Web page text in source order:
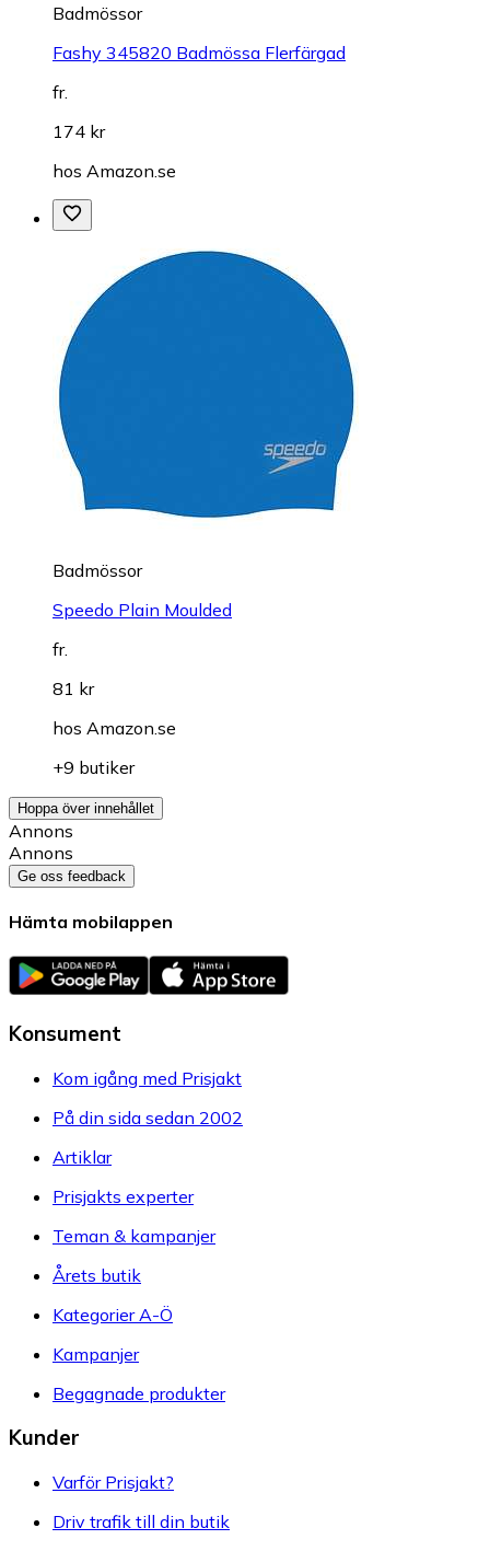
Badmössor
Fashy 345820 Badmössa Flerfärgad
fr.
174 kr
hos Amazon.se
Badmössor
Speedo Plain Moulded
fr.
81 kr
hos Amazon.se
+9 butiker
Hoppa över innehållet
Annons
Annons
Ge oss feedback
Hämta mobilappen
Konsument
Kom igång med Prisjakt
På din sida sedan 2002
Artiklar
Prisjakts experter
Teman & kampanjer
Årets butik
Kategorier A-Ö
Kampanjer
Begagnade produkter
Kunder
Varför Prisjakt?
Driv trafik till din butik